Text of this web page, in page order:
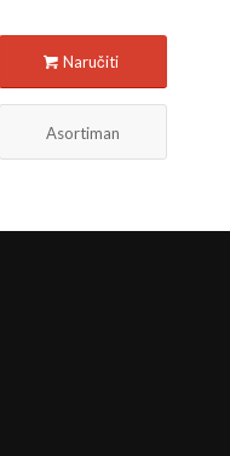
Naručiti
Asortiman